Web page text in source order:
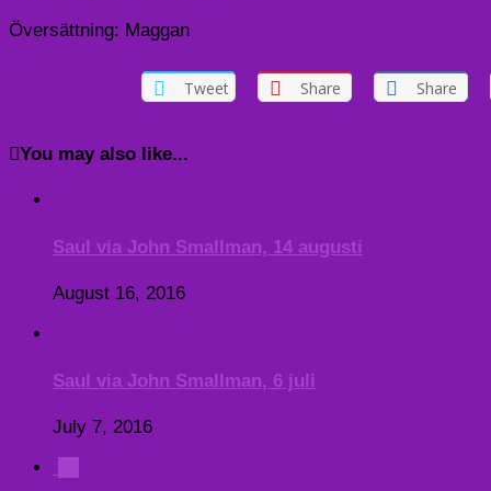
Översättning: Maggan
Tweet Share Share
You may also like...
Saul via John Smallman, 14 augusti
August 16, 2016
Saul via John Smallman, 6 juli
July 7, 2016